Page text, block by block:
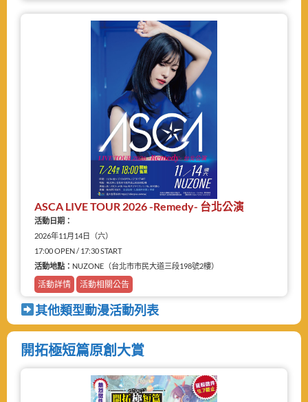
ASCA LIVE TOUR 2026 -Remedy- 台北公演
活動日期：
2026年11月14日（六）
17:00 OPEN / 17:30 START
活動地點： NUZONE（台北市市民大道三段198號2樓）
活動詳情 活動相關公告
其他類型動漫活動列表
開拓極短篇原創大賞